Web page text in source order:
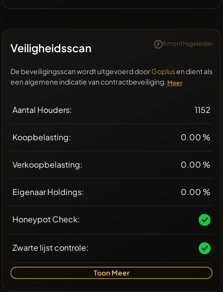
Veiligheidsscan 5 monthsgeleden
De beveiligingsscan wordt uitgevoerd doorGoplusen dient als
een algemene indicatie van contractbeveiliging. Meer
Aantal Houders: 1152
Koopbelasting: 0.00 %
Verkoopbelasting: 0.00 %
Eigenaar Holdings: 0.00 %
Honeypot Check:
Zwarte lijst controle:
Toon Meer